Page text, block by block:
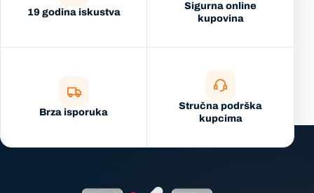
19 godina iskustva
Sigurna online
kupovina
Brza isporuka
Stručna podrška
kupcima